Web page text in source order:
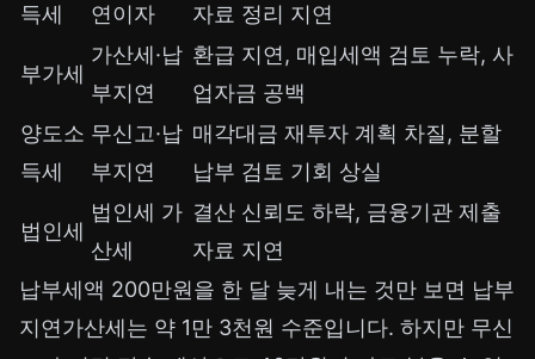
득세
연이자
자료 정리 지연
부가세
가산세·납
부지연
환급 지연, 매입세액 검토 누락, 사
업자금 공백
양도소
득세
무신고·납
부지연
매각대금 재투자 계획 차질, 분할
납부 검토 기회 상실
법인세
법인세 가
산세
결산 신뢰도 하락, 금융기관 제출
자료 지연
납부세액 200만원을 한 달 늦게 내는 것만 보면 납부
지연가산세는 약 1만 3천원 수준입니다. 하지만 무신